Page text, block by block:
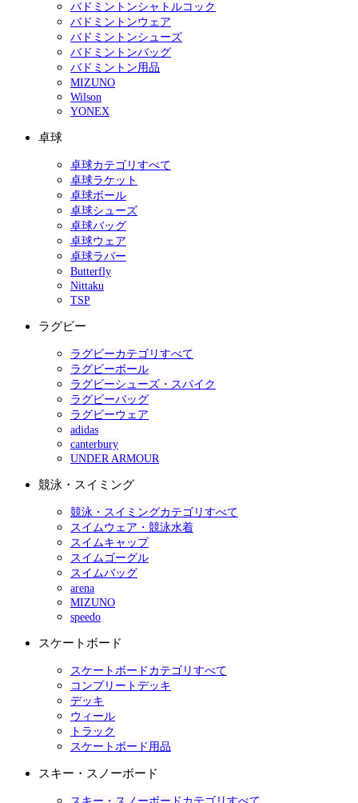
バドミントンシャトルコック
バドミントンウェア
バドミントンシューズ
バドミントンバッグ
バドミントン用品
MIZUNO
Wilson
YONEX
卓球
卓球カテゴリすべて
卓球ラケット
卓球ボール
卓球シューズ
卓球バッグ
卓球ウェア
卓球ラバー
Butterfly
Nittaku
TSP
ラグビー
ラグビーカテゴリすべて
ラグビーボール
ラグビーシューズ・スパイク
ラグビーバッグ
ラグビーウェア
adidas
canterbury
UNDER ARMOUR
競泳・スイミング
競泳・スイミングカテゴリすべて
スイムウェア・競泳水着
スイムキャップ
スイムゴーグル
スイムバッグ
arena
MIZUNO
speedo
スケートボード
スケートボードカテゴリすべて
コンプリートデッキ
デッキ
ウィール
トラック
スケートボード用品
スキー・スノーボード